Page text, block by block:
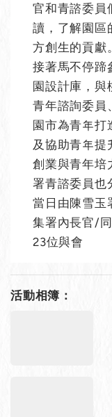
官和青諮委員
讀，了解園區
方創生的貢獻。
接著馬不停蹄
園設計庫，與
青年諮詢委員
園市為青年打
及協助青年提
創業與青年培
署青諮委員也
當日由陳雪玉
集署內長官/
23位與會
活動相簿：